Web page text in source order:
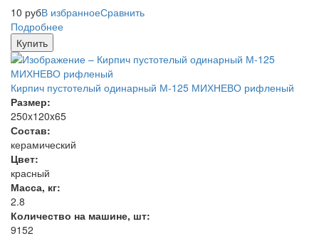
10 рубВ избранноеСравнить
Подробнее
Купить
Кирпич пустотелый одинарный М-125 МИХНЕВО рифленый
Размер:
250x120x65
Состав:
керамический
Цвет:
красный
Масса, кг:
2.8
Количество на машине, шт:
9152